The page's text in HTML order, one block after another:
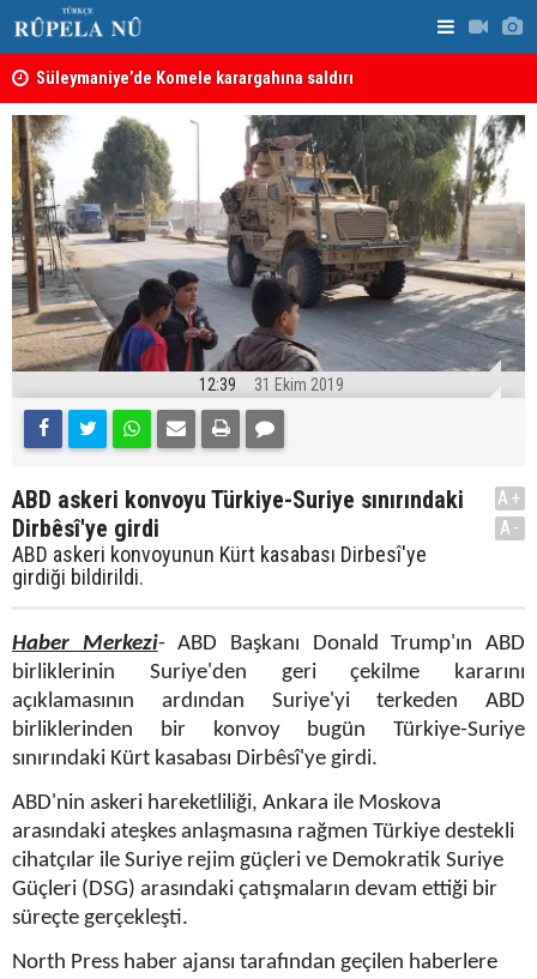
Süleymaniye’de Komele karargahına saldırı
sonuçlar
12:39 31 Ekim 2019
ABD askeri konvoyu Türkiye-Suriye sınırındaki
Dirbêsî'ye girdi
ABD askeri konvoyunun Kürt kasabası Dirbesî'ye
girdiği bildirildi.
A+
A-
Haber Merkezi- ABD Başkanı Donald Trump'ın ABD
birliklerinin Suriye'den geri çekilme kararını
açıklamasının ardından Suriye'yi terkeden ABD
birliklerinden bir konvoy bugün Türkiye-Suriye
sınırındaki Kürt kasabası Dirbêsî'ye girdi.
ABD'nin askeri hareketliliği, Ankara ile Moskova
arasındaki ateşkes anlaşmasına rağmen Türkiye destekli
cihatçılar ile Suriye rejim güçleri ve Demokratik Suriye
Güçleri (DSG) arasındaki çatışmaların devam ettiği bir
süreçte gerçekleşti.
North Press haber ajansı tarafından geçilen haberlere